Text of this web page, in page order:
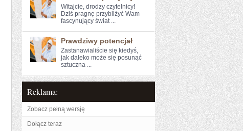
Witajcie, drodzy ​czytelnicy!
⁢Dziś​ pragnę przybliżyć Wam
fascynujący świat ...
Prawdziwy potencjał
Zastanawialiście się kiedyś,⁢
jak daleko może się posunąć
sztuczna ...
Reklama:
Zobacz pełną wersję
Dołącz teraz